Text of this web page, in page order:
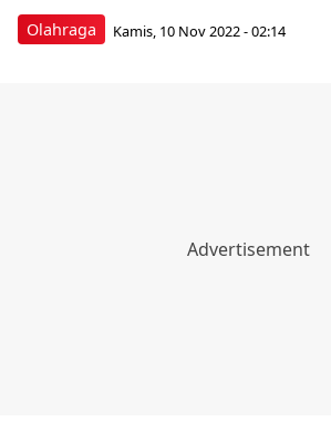
Olahraga Kamis, 10 Nov 2022 - 02:14